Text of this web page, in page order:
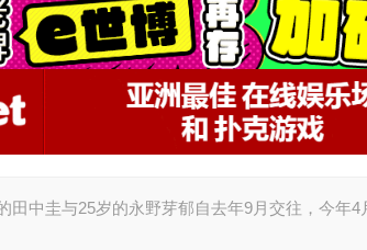
田中圭与25岁的永野芽郁自去年9月交往，今年4